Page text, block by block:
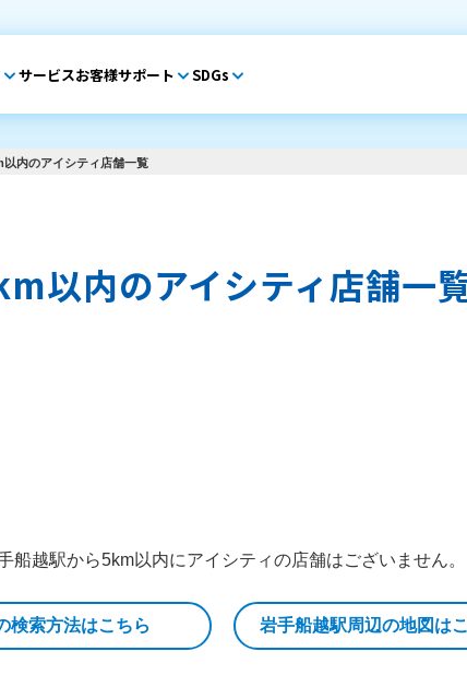
サービスお客様サポート SDGs
内のアイシティ店舗一覧
以内のアイシティ店舗一
船越駅から5km以内にアイシティの店舗はございません。
検索方法はこちら 岩手船越駅周辺の地図は